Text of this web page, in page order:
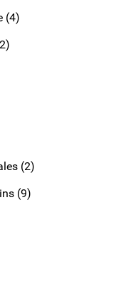
(4)
(2)
(9)